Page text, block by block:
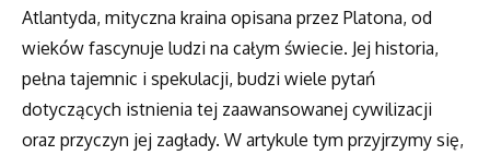
Atlantyda, mityczna kraina opisana przez Platona, od
wieków fascynuje ludzi na całym świecie. Jej historia,
pełna tajemnic i spekulacji, budzi wiele pytań
dotyczących istnienia tej zaawansowanej cywilizacji
oraz przyczyn jej zagłady. W artykule tym przyjrzymy się,